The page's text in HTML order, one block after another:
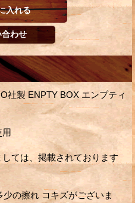
社製 ENPTY BOX エンプティ
用
ては、掲載されております
の擦れ コキズがございま